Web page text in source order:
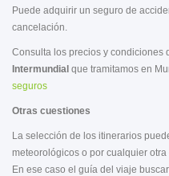
Puede adquirir un seguro de
cancelación.
Consulta los precios y condiciones
Intermundial que tramitamos en
seguros
Otras cuestiones
La selección de los itinerarios
meteorológicos o por cualquier
En ese caso el guía del viaje